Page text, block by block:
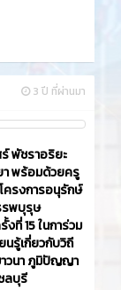
3 ปี ที่ผ่านมา
พัชราอริยะ
พร้อมด้วยครู
ครงการอนุรักษ์
รพบุรุษ
ที่ 15 ในการ่วม
นรู้เกี่ยวกับวิถี
าวนา ภูมิปัญญา
ลบุรี